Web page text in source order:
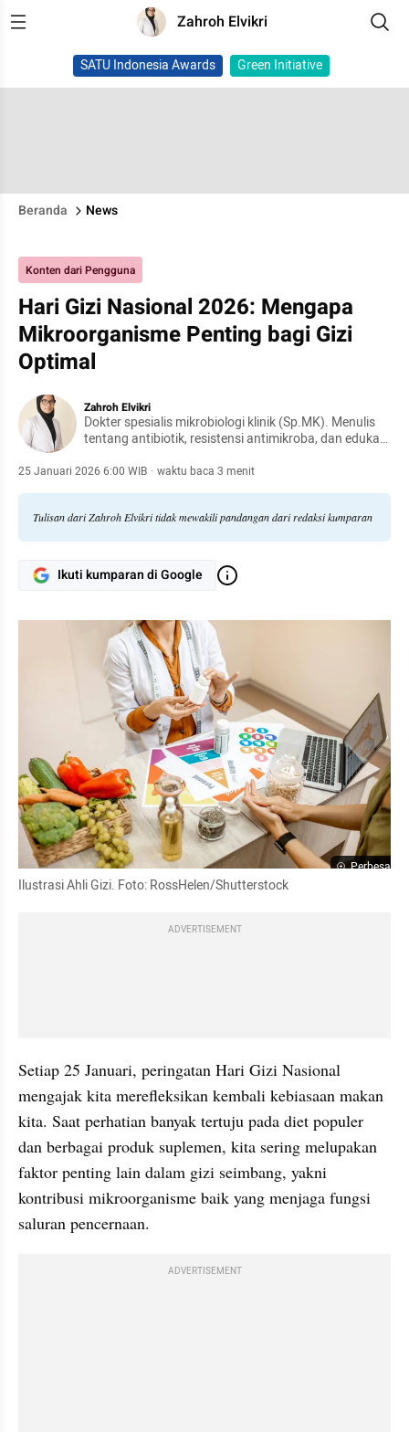
Zahroh Elvikri
SATU Indonesia Awards Green Initiative
Beranda News
Konten dari Pengguna
Hari Gizi Nasional 2026: Mengapa
Mikroorganisme Penting bagi Gizi
Optimal
Zahroh Elvikri
Dokter spesialis mikrobiologi klinik (Sp.MK). Menulis
tentang antibiotik, resistensi antimikroba, dan edukasi
25 Januari 2026 6:00 WIB · waktu baca 3 menit
Tulisan dari Zahroh Elvikri tidak mewakili pandangan dari redaksi kumparan
Ikuti kumparan di Google
Perbesar
Ilustrasi Ahli Gizi. Foto: RossHelen/Shutterstock
ADVERTISEMENT
Setiap 25 Januari, peringatan Hari Gizi Nasional
mengajak kita merefleksikan kembali kebiasaan makan
kita. Saat perhatian banyak tertuju pada diet populer
dan berbagai produk suplemen, kita sering melupakan
faktor penting lain dalam gizi seimbang, yakni
kontribusi mikroorganisme baik yang menjaga fungsi
saluran pencernaan.
ADVERTISEMENT